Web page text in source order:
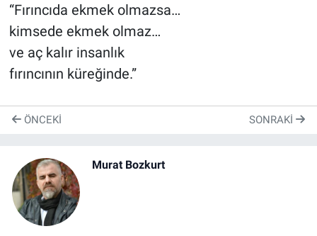
“Fırıncıda ekmek olmazsa…
kimsede ekmek olmaz…
ve aç kalır insanlık
fırıncının küreğinde.”
ÖNCEKI SONRAKI
Murat Bozkurt